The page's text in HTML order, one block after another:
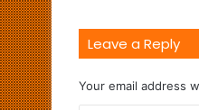
Leave a Reply
Your email address